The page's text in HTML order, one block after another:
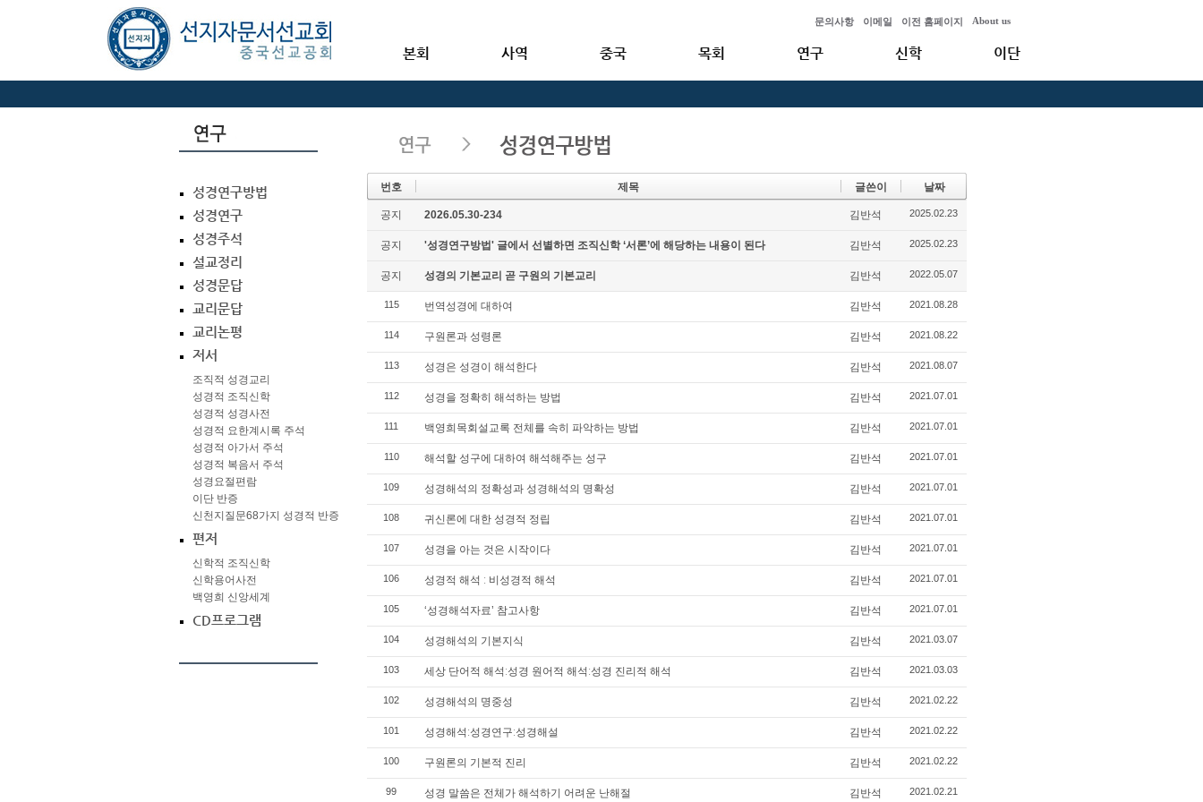
문의사항 이메일 이전 홈페이지 About us
본회 사역 중국 목회 연구 신학 이단
번호 제목 글쓴이 날짜
공지 2026.05.30-234 김반석 2025.02.23
공지 '성경연구방법' 글에서 선별하면 조직신학 ‘서론’에 해당하는 내용이 된다 김반석 2025.02.23
공지 성경의 기본교리 곧 구원의 기본교리 김반석 2022.05.07
115 번역성경에 대하여 김반석 2021.08.28
114 구원론과 성령론 김반석 2021.08.22
113 성경은 성경이 해석한다 김반석 2021.08.07
112 성경을 정확히 해석하는 방법 김반석 2021.07.01
111 백영희목회설교록 전체를 속히 파악하는 방법 김반석 2021.07.01
110 해석할 성구에 대하여 해석해주는 성구 김반석 2021.07.01
109 성경해석의 정확성과 성경해석의 명확성 김반석 2021.07.01
108 귀신론에 대한 성경적 정립 김반석 2021.07.01
107 성경을 아는 것은 시작이다 김반석 2021.07.01
106 성경적 해석 ː 비성경적 해석 김반석 2021.07.01
105 ‘성경해석자료’ 참고사항 김반석 2021.07.01
104 성경해석의 기본지식 김반석 2021.03.07
103 세상 단어적 해석ː성경 원어적 해석ː성경 진리적 해석 김반석 2021.03.03
102 성경해석의 명중성 김반석 2021.02.22
101 성경해석ː성경연구ː성경해설 김반석 2021.02.22
100 구원론의 기본적 진리 김반석 2021.02.22
99 성경 말씀은 전체가 해석하기 어려운 난해절 김반석 2021.02.21
성경연구방법
성경연구
성경주석
설교정리
성경문답
교리문답
교리논평
저서
조직적 성경교리
성경적 조직신학
성경적 성경사전
성경적 요한계시록 주석
성경적 아가서 주석
성경적 복음서 주석
성경요절편람
이단 반증
신천지질문68가지 성경적 반증
편저
신학적 조직신학
신학용어사전
백영희 신앙세계
CD프로그램